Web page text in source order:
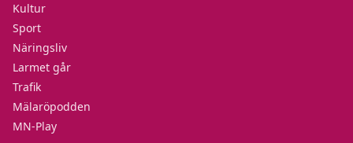
Kultur
Sport
Näringsliv
Larmet går
Trafik
Mälaröpodden
MN-Play